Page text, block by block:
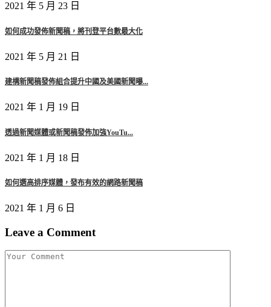
2021 年 5 月 23 日
如何成功發佈新聞稿，將刊登平台數最大化
2021 年 5 月 21 日
建構新聞稿發佈組合提升中國及美國新聞曝...
2021 年 1 月 19 日
透過新聞媒體或新聞稿發佈加強YouTu...
2021 年 1 月 18 日
如何選高排序媒體，發布有效的網路新聞稿
2021 年 1 月 6 日
Leave a Comment